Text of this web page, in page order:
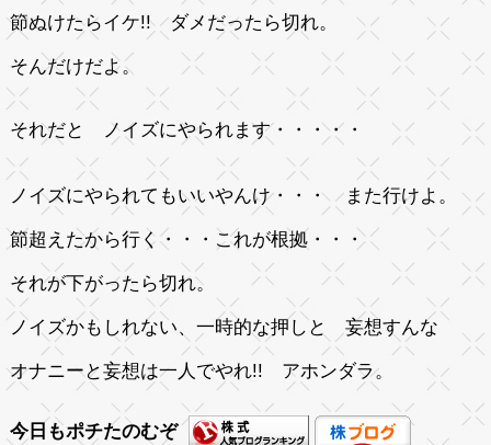
節ぬけたらイケ!! ダメだったら切れ。
そんだけだよ。
それだと ノイズにやられます・・・・・
ノイズにやられてもいいやんけ・・・ また行けよ。
節超えたから行く・・・これが根拠・・・
それが下がったら切れ。
ノイズかもしれない、一時的な押しと 妄想すんな
オナニーと妄想は一人でやれ!! アホンダラ。
今日もポチたのむぞ